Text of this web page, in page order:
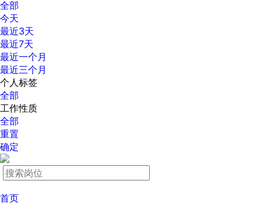
全部
今天
最近3天
最近7天
最近一个月
最近三个月
个人标签
全部
工作性质
全部
重置
确定
首页